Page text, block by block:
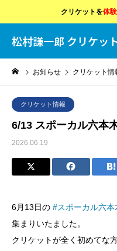
クリケットを体
松村謙一郎 クリケッ
お知らせ クリケット情
クリケット情報
6/13 スポーカル六本
2026.06.19
6月13日の #スポーカル六本
集まりいたました。
クリケットが全く初めてな